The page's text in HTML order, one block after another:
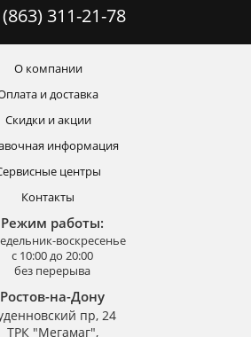
311-21-78
О компании
и доставка
Скидки и акции
информация
центры
Контакты
Режим работы:
воскресенье
с 10:00 до 20:00
без перерыва
Ростов-на-Дону
пр, 24
ТРК "Мегамаг",